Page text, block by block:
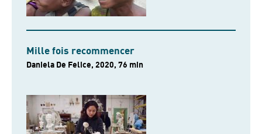
Mille fois recommencer
Daniela De Felice, 2020, 76 min